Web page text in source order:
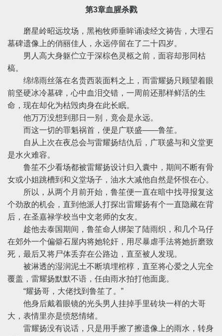
第3章血腥杀戮
磨星岭昭远坟场，黑袍牧师垂眸诵读经文祷告，大理石
墓碑遗像上的俏丽佳人，永远停留在了二十四岁。
男人高大身躯伫立于深棕色灵柩之前，面容却形同枯
槁。
绵绵雨丝落在名贵西装面料之上，而雷耀扬只顾望着眼
前坚硬冰冷墓碑，心中血泪交错，一周前还那样鲜活的生
命，现在却化为枯毁肉身在此长眠。
他万万没想到那日一别，竟会是永远。
而这一切的罪魁祸首，便是广联盛——鲁笙。
自从上次在夜总会与雷耀扬结仇后，广联盛与和义堂更
是水火难容。
鲁笙不少看场都被雷耀扬设计归入囊中，期间不断有骨
女或小姐跳槽到和义堂场子，油水大减他自然是怀恨在心。
所以，从两个月前开始，鲁笙便一直在暗中找寻报复这
个劲敌的机会，直到他派人打探出雷耀扬有个一直隐藏在背
后，在圣嘉禄学校当中文老师的女友。
趁他去泰国期间，鲁笙命人绑架了陆雨织，和几个马仔
在郊外一个偏僻石屋内将她轮奸，用尽暴虐手法将她折磨致
死，最后又将尸体丢弃在公路边，直至被人发现。
被淋透的湿润泥土不断填埋棺椁，直至将心爱之人完全
覆盖，雷耀扬默默不语，任由雨水拍打他面庞。
“耀扬哥，大佬找到鲁笙了。”
他身后戴着眼镜的光头男人挂掉手里砖块一样的大哥
大，表情里亦是愤怒情绪。
雷耀扬没有说话，只是用手擦了擦遗像上的雨水，转身